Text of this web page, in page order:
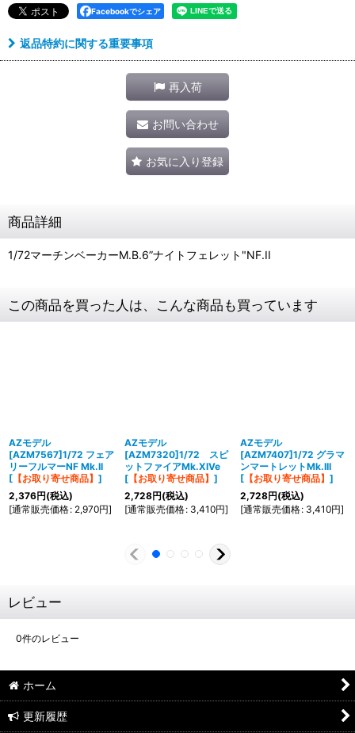
Facebookでシェア
返品特約に関する重要事項
再入荷
お問い合わせ
お気に入り登録
商品詳細
1/72マーチンベーカーM.B.6”ナイトフェレット"NF.II
この商品を買った人は、こんな商品も買っています
AZモデル
[AZM7567]1/72 フェア
リーフルマーNF Mk.II
[ 【お取り寄せ商品】 ]
2,376円(税込)
[通常販売価格: 2,970円]
AZモデル
[AZM7320]1/72 スピ
ットファイアMk.XIVe
[ 【お取り寄せ商品】 ]
2,728円(税込)
[通常販売価格: 3,410円]
AZモデル
[AZM7407]1/72 グラマ
ンマートレットMk.III
[ 【お取り寄せ商品】 ]
2,728円(税込)
[通常販売価格: 3,410円]
レビュー
0件のレビュー
ホーム
更新履歴